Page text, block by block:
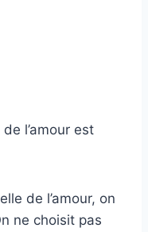
l’amour est
de l’amour, on
ne choisit pas